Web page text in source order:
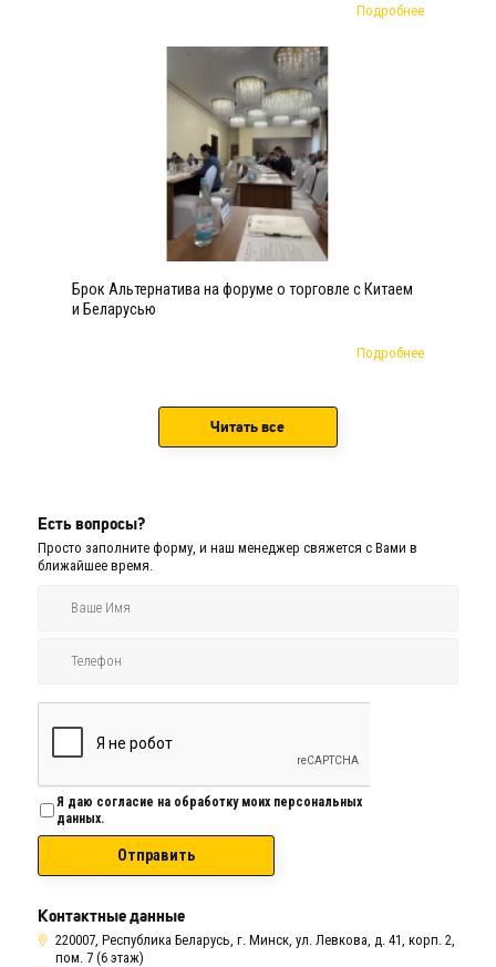
Подробнее
Брок Альтернатива на форуме о торговле с Китаем
и Беларусью
Подробнее
Читать все
Есть вопросы?
Просто заполните форму, и наш менеджер свяжется с Вами в
ближайшее время.
Я даю согласие на обработку моих персональных
данных.
Отправить
Контактные данные
220007, Республика Беларусь, г. Минск, ул. Левкова, д. 41, корп. 2,
пом. 7 (6 этаж)